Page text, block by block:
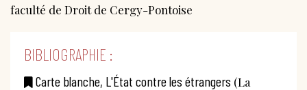
faculté de Droit de Cergy-Pontoise
BIBLIOGRAPHIE :
Carte blanche, L'État contre les étrangers (La